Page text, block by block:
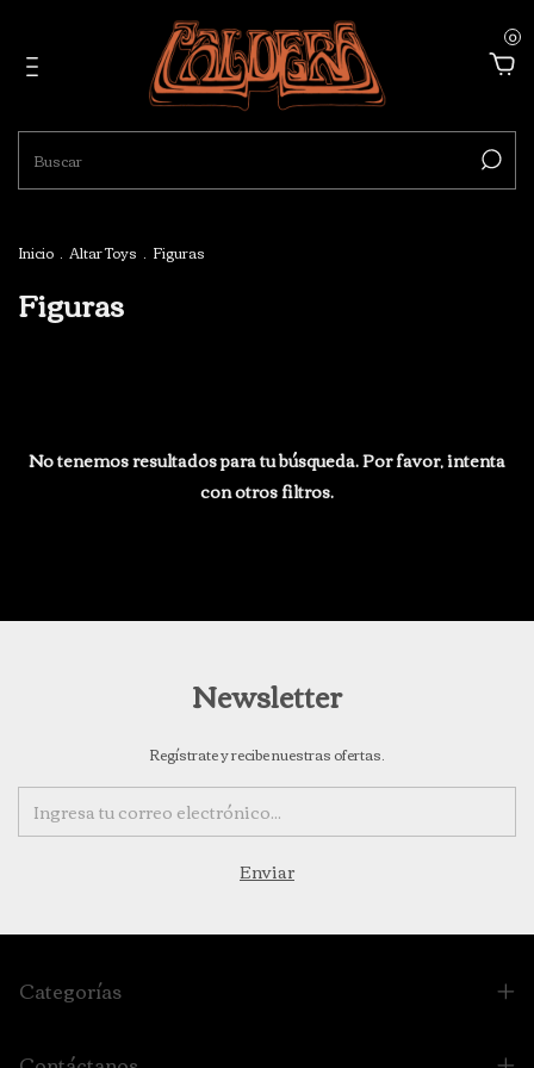
0
Inicio . Altar Toys . Figuras
Figuras
No tenemos resultados para tu búsqueda. Por favor, intenta
con otros filtros.
Newsletter
Regístrate y recibe nuestras ofertas.
Categorías